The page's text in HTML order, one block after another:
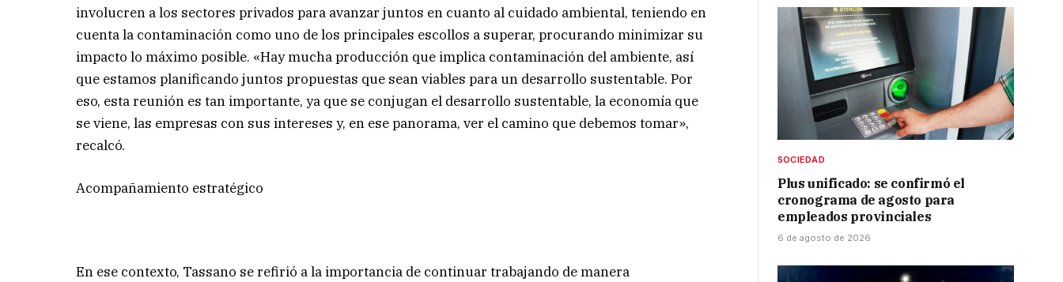
involucren a los sectores privados para avanzar juntos en cuanto al cuidado ambiental, teniendo en
cuenta la contaminación como uno de los principales escollos a superar, procurando minimizar su
impacto lo máximo posible. «Hay mucha producción que implica contaminación del ambiente, así
que estamos planificando juntos propuestas que sean viables para un desarrollo sustentable. Por
eso, esta reunión es tan importante, ya que se conjugan el desarrollo sustentable, la economía que
se viene, las empresas con sus intereses y, en ese panorama, ver el camino que debemos tomar»,
recalcó.
Acompañamiento estratégico
En ese contexto, Tassano se refirió a la importancia de continuar trabajando de manera
SOCIEDAD
Plus unificado: se confirmó el
cronograma de agosto para
empleados provinciales
6 de agosto de 2026